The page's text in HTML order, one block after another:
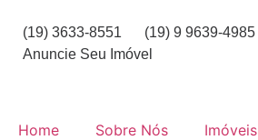
(19) 3633-8551 (19) 9 9639-4985
Anuncie Seu Imóvel
Home Sobre Nós Imóveis